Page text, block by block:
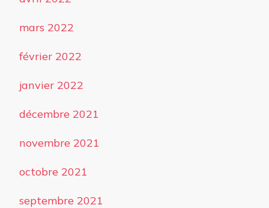
mars 2022
février 2022
janvier 2022
décembre 2021
novembre 2021
octobre 2021
septembre 2021